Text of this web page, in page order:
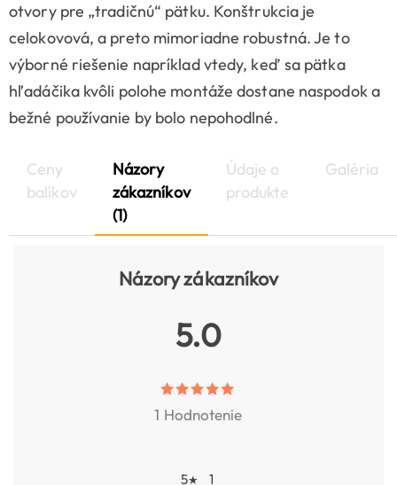
otvory pre „tradičnú“ pätku. Konštrukcia je
celokovová, a preto mimoriadne robustná. Je to
výborné riešenie napríklad vtedy, keď sa pätka
hľadáčika kvôli polohe montáže dostane naspodok a
bežné používanie by bolo nepohodlné.
Ceny
balíkov
Názory
zákazníkov
(1)
Údaje o
produkte
Galéria
Názory zákazníkov
5.0
1 Hodnotenie
5★ 1